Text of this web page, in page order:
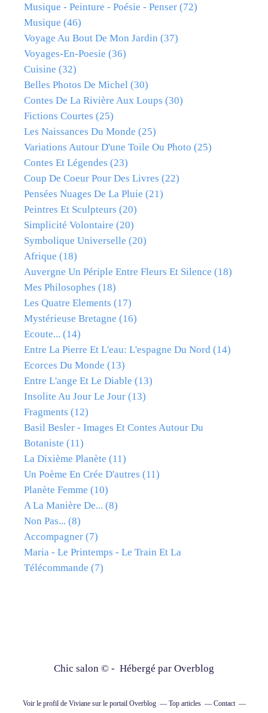
Musique - Peinture - Poésie - Penser (72)
Musique (46)
Voyage Au Bout De Mon Jardin (37)
Voyages-En-Poesie (36)
Cuisine (32)
Belles Photos De Michel (30)
Contes De La Rivière Aux Loups (30)
Fictions Courtes (25)
Les Naissances Du Monde (25)
Variations Autour D'une Toile Ou Photo (25)
Contes Et Légendes (23)
Coup De Coeur Pour Des Livres (22)
Pensées Nuages De La Pluie (21)
Peintres Et Sculpteurs (20)
Simplicité Volontaire (20)
Symbolique Universelle (20)
Afrique (18)
Auvergne Un Périple Entre Fleurs Et Silence (18)
Mes Philosophes (18)
Les Quatre Elements (17)
Mystérieuse Bretagne (16)
Ecoute... (14)
Entre La Pierre Et L'eau: L'espagne Du Nord (14)
Ecorces Du Monde (13)
Entre L'ange Et Le Diable (13)
Insolite Au Jour Le Jour (13)
Fragments (12)
Basil Besler - Images Et Contes Autour Du
Botaniste (11)
La Dixième Planète (11)
Un Poème En Crée D'autres (11)
Planète Femme (10)
A La Manière De... (8)
Non Pas... (8)
Accompagner (7)
Maria - Le Printemps - Le Train Et La
Télécommande (7)
Chic salon © - Hébergé par Overblog
Voir le profil de Vivianesur le portail Overblog Top articles Contact